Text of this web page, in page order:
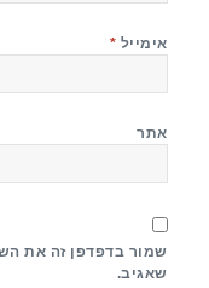
אימייל *
אתר
שמור בדפדפן זה את
שאגיב.